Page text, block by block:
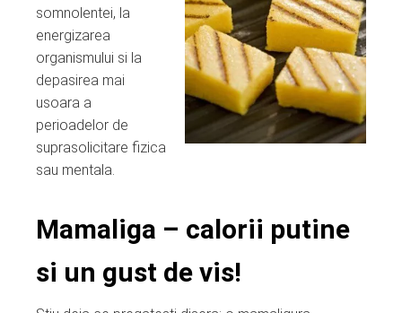
somnolentei, la
energizarea
organismului si la
depasirea mai
usoara a
perioadelor de
suprasolicitare fizica
sau mentala.
Mamaliga – calorii putine
si un gust de vis!